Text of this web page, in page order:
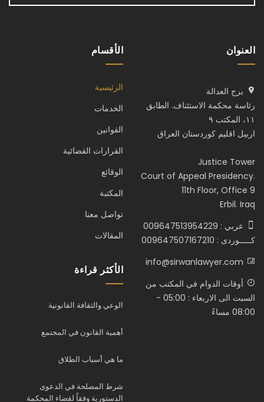
العنوان
برج العدالة
رئاسة محكمة الاستئناف. الطابق
١١، المكتب ٩
اربيل اقليم كوردستان العراق
Justice Tower
Court of Appeal Presidency.
11th Floor, Office 9
Erbil. Iraq
عربي : 009647513954229
كـــــوردى : 009647507167210
info@sirwanlawyer.com
أوقات الدوام في المكتب من
السبت الى الاربعاء : 05:00 -
08:00 مساءً
الأقسام
الرئيسية
الخدمات
القوانين
القرارات القضائية
الوقائع
المكتبة
تواصل معنا
المقالات
الأكثر قراءة
الوعي والثقافة القانونية
أهمية القانون في المجتمع
ما هي أسباب الطلاق
شرط المصلحة في الدعوى
الدستورية وفقاً لقضاء المحكمة